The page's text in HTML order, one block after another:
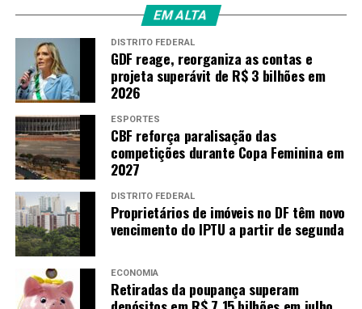
EM ALTA
DISTRITO FEDERAL
GDF reage, reorganiza as contas e
projeta superávit de R$ 3 bilhões em
2026
ESPORTES
CBF reforça paralisação das
competições durante Copa Feminina em
2027
DISTRITO FEDERAL
Proprietários de imóveis no DF têm novo
vencimento do IPTU a partir de segunda
ECONOMIA
Retiradas da poupança superam